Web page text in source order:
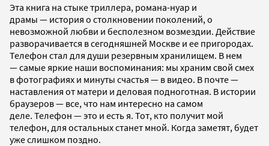
Эта книга на стыке триллера, романа-нуар и
драмы — история о столкновении поколений, о
невозможной любви и бесполезном возмездии. Действие
разворачивается в сегодняшней Москве и ее пригородах.
Телефон стал для души резервным хранилищем. В нем
— самые яркие наши воспоминания: мы храним свой смех
в фотографиях и минуты счастья — в видео. В почте —
наставления от матери и деловая подноготная. В истории
браузеров — все, что нам интересно на самом
деле. Телефон — это и есть я. Тот, кто получит мой
телефон, для остальных станет мной. Когда заметят, будет
уже слишком поздно.